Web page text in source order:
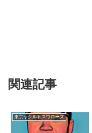
関連記事
東京ヤクルトスワローズ